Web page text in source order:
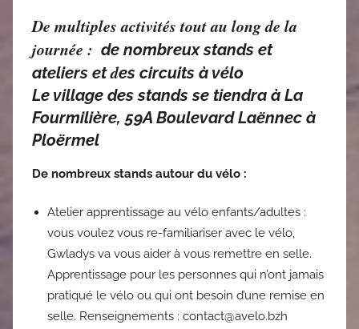
De multiples activités tout au long de la
journée : de nombreux stands et
ateliers etdes circuits à vélo
Le village des stands se tiendra à La
Fourmilière, 59A Boulevard Laënnec à
Ploërmel
De nombreux stands autour du vélo :
Atelier apprentissage au vélo enfants/adultes :
vous voulez vous re-familiariser avec le vélo,
Gwladys va vous aider à vous remettre en selle.
Apprentissage pour les personnes qui n’ont jamais
pratiqué le vélo ou qui ont besoin d’une remise en
selle. Renseignements : contact@avelo.bzh